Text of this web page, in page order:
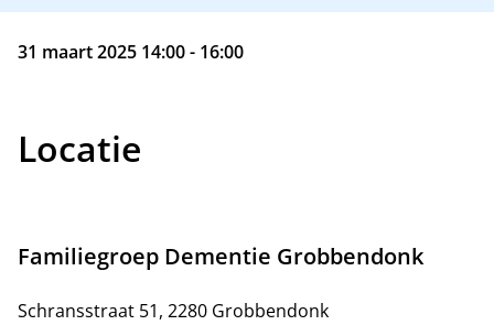
31 maart 2025 14:00 - 16:00
Locatie
Familiegroep Dementie Grobbendonk
Schransstraat 51, 2280 Grobbendonk